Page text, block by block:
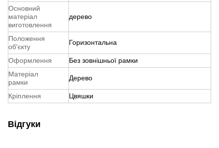
Основний
матеріал
виготовлення
дерево
Положення
об'єкту
Горизонтальна
Оформлення
Без зовнішньої рамки
Матеріал
рамки
Дерево
Кріплення Цвяшки
Відгуки